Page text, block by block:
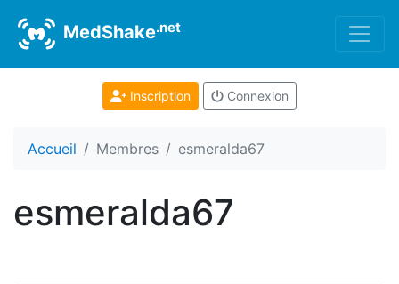
MedShake.net
Inscription Connexion
Accueil Membres esmeralda67
esmeralda67